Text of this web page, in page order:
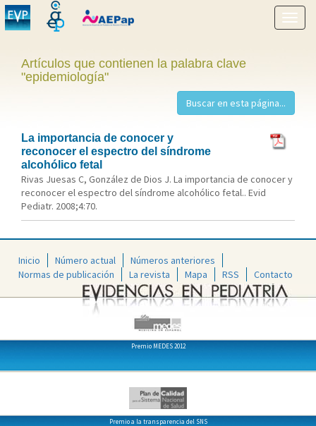
menú
Artículos que contienen la palabra clave
"epidemiología"
La importancia de conocer y
reconocer el espectro del síndrome
alcohólico fetal
Rivas Juesas C, González de Dios J. La importancia de conocer y
reconocer el espectro del síndrome alcohólico fetal.. Evid
Pediatr. 2008;4:70.
Inicio Número actual
Números anteriores
Normas de publicación
La revista Mapa RSS Contacto
Premio MEDES 2012
Premio a la transparencia del SNS